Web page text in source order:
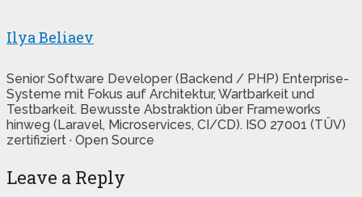
Ilya Beliaev
Senior Software Developer (Backend / PHP) Enterprise-
Systeme mit Fokus auf Architektur, Wartbarkeit und
Testbarkeit. Bewusste Abstraktion über Frameworks
hinweg (Laravel, Microservices, CI/CD). ISO 27001 (TÜV)
zertifiziert · Open Source
Leave a Reply